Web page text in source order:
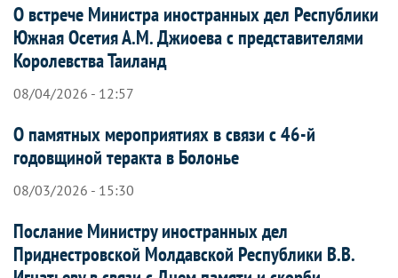
О встрече Министра иностранных дел Республики
Южная Осетия А.М. Джиоева с представителями
Королевства Таиланд
08/04/2026 - 12:57
О памятных мероприятиях в связи с 46-й
годовщиной теракта в Болонье
08/03/2026 - 15:30
Послание Министру иностранных дел
Приднестровской Молдавской Республики В.В.